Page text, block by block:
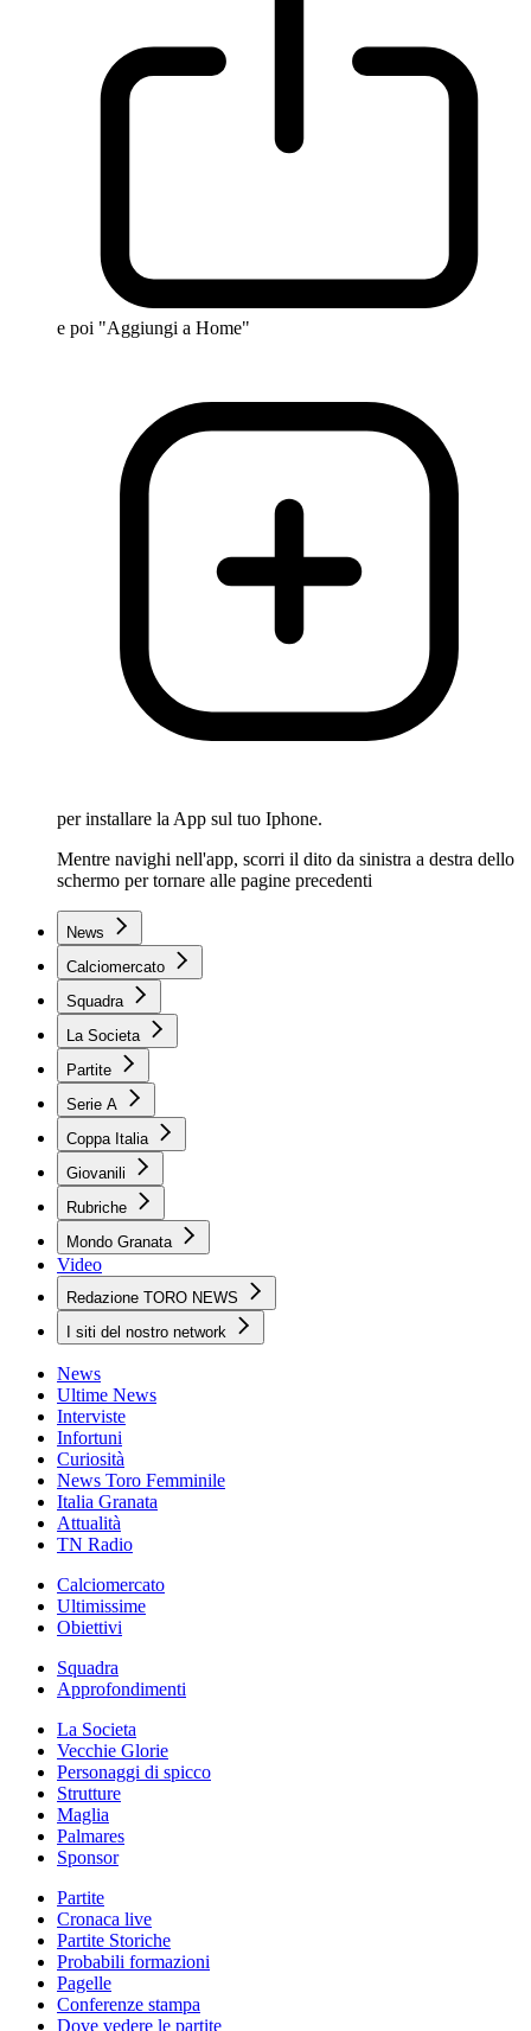
e poi "Aggiungi a Home"
per installare la App sul tuo Iphone.
Mentre navighi nell'app, scorri il dito da sinistra a destra dello
schermo per tornare alle pagine precedenti
News
Calciomercato
Squadra
La Societa
Partite
Serie A
Coppa Italia
Giovanili
Rubriche
Mondo Granata
Video
Redazione TORO NEWS
I siti del nostro network
News
Ultime News
Interviste
Infortuni
Curiosità
News Toro Femminile
Italia Granata
Attualità
TN Radio
Calciomercato
Ultimissime
Obiettivi
Squadra
Approfondimenti
La Societa
Vecchie Glorie
Personaggi di spicco
Strutture
Maglia
Palmares
Sponsor
Partite
Cronaca live
Partite Storiche
Probabili formazioni
Pagelle
Conferenze stampa
Dove vedere le partite